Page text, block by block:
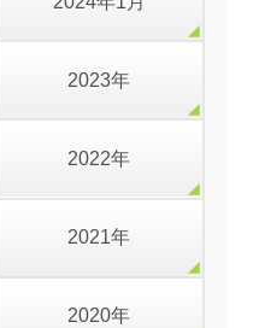
2023年
2022年
2021年
2020年